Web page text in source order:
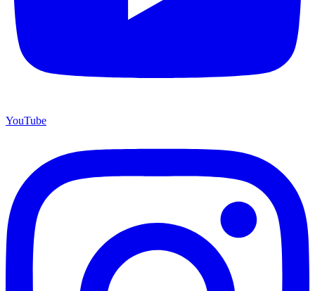
YouTube